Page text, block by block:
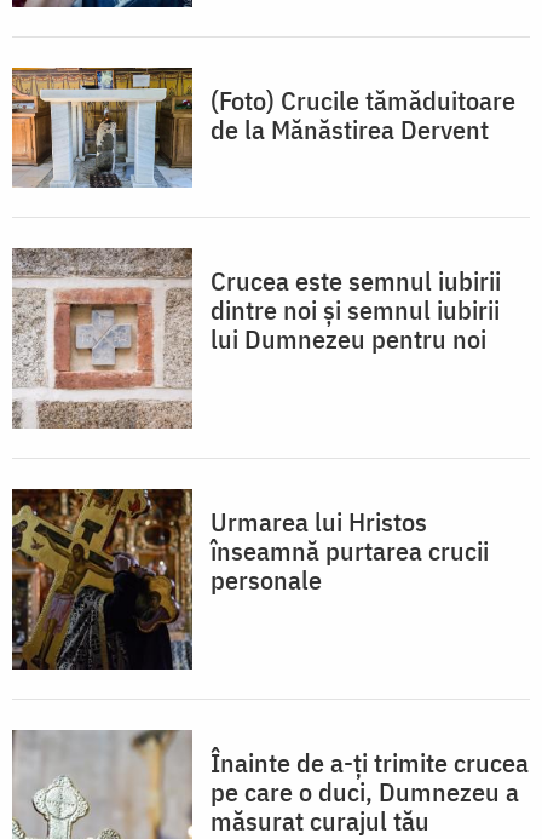
(Foto) Crucile tămăduitoare
de la Mănăstirea Dervent
Crucea este semnul iubirii
dintre noi și semnul iubirii
lui Dumnezeu pentru noi
Urmarea lui Hristos
înseamnă purtarea crucii
personale
Înainte de a-ți trimite crucea
pe care o duci, Dumnezeu a
măsurat curajul tău